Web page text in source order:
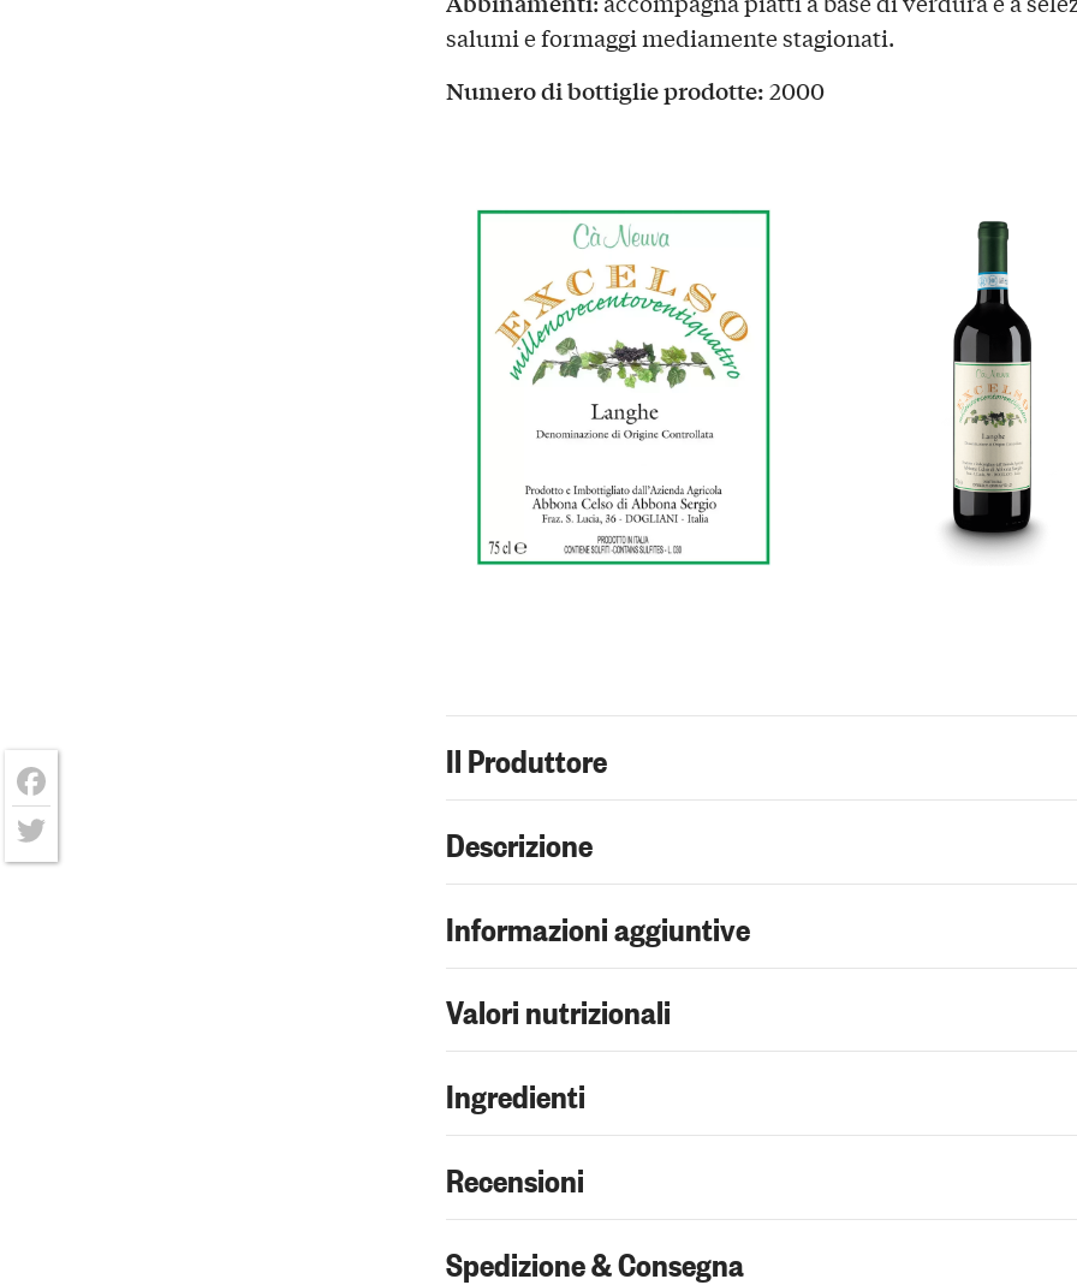
salumi e formaggi mediamente stagionati.
Numero di bottiglie prodotte:2000
Il Produttore
Descrizione
Informazioni aggiuntive
Valori nutrizionali
Ingredienti
Recensioni
Spedizione & Consegna
Facebook
Twitter